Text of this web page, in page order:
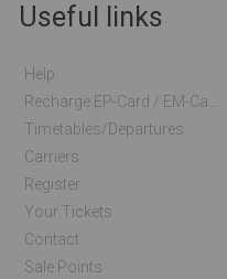
Useful links
Help
Timetables/departures
Carriers
Register
Your Tickets
Contact
Sale Points